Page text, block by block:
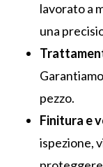
lavorato a
una
pezzo.
Finitura e
ispezione,